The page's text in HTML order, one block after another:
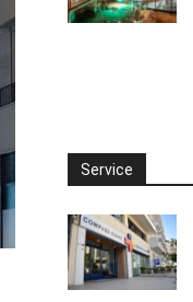
Service